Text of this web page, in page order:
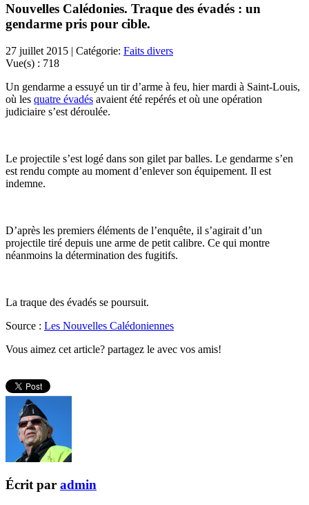
Nouvelles Calédonies. Traque des évadés : un
gendarme pris pour cible.
27 juillet 2015 | Catégorie: Faits divers
Vue(s) : 718
Un gendarme a essuyé un tir d’arme à feu, hier mardi à Saint-Louis,
où les quatre évadés avaient été repérés et où une opération
judiciaire s’est déroulée.
Le projectile s’est logé dans son gilet par balles. Le gendarme s’en
est rendu compte au moment d’enlever son équipement. Il est
indemne.
D’après les premiers éléments de l’enquête, il s’agirait d’un
projectile tiré depuis une arme de petit calibre. Ce qui montre
néanmoins la détermination des fugitifs.
La traque des évadés se poursuit.
Source : Les Nouvelles Calédoniennes
Vous aimez cet article? partagez le avec vos amis!
Écrit par admin